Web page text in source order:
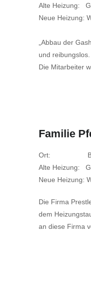
Alte Heizung:
Neue Heizung:
„Abbau der
und reibungslos.
Die Mitarbeiter
Familie
Ort:
Alte Heizung:
Neue Heizung:
Die Firma
dem
an diese Firma